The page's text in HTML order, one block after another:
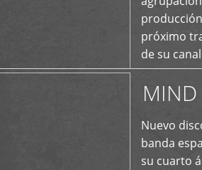
próximo
de su
momento
MIND
Nuevo
banda
su cuarto